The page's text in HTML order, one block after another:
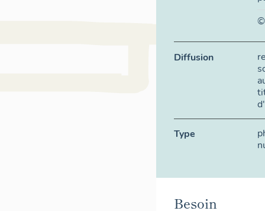
Diffusion
Type
Besoin